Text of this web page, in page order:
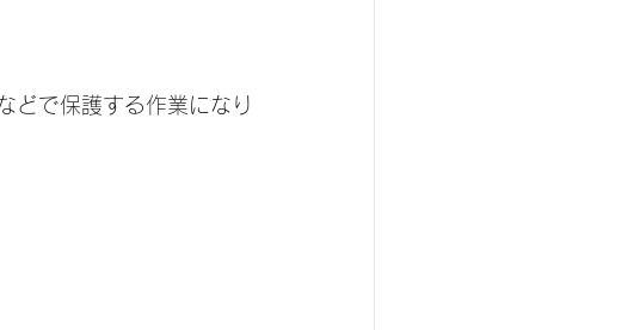
どで保護する作業になり